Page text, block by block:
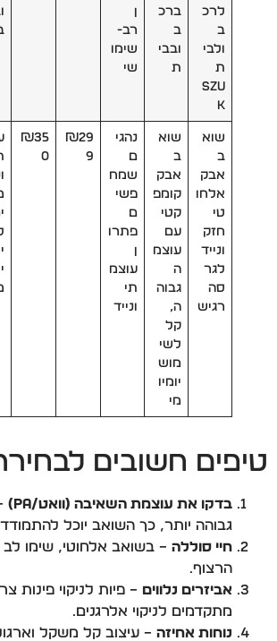
לרכ
ב
ולבי
ת
SZU
K
ברכ
ב
ובבי
ת
ן
רב-
שימו
שי
שוא
ב
אבק
אלחו
טי
חזק
ונייד
לגר
סה
רגיש
שוא
ב
אבק
קומפ
קטי
עם
עוצמ
ה
גבוה
ה,
קל
לשי
מוש
יומיו
מי
נהגי
ם
שמח
פשי
ם
פתרו
ן
עוצמ
תי
ונייד
₪29
9
₪35
0
י
טיפים חשובים
בדקו את עוצמת השאיבה (וואט/PA)
גבוהה יותר, כך השואב יוכל
חיי סוללה – בשואב אלחוטי, שימו לב
הרצוף.
אביזרים נלווים – פיות לניקוי פינות
מתקדמים לניקוי אלרגנים.
נוחות אחיזה – עיצוב קל משקל